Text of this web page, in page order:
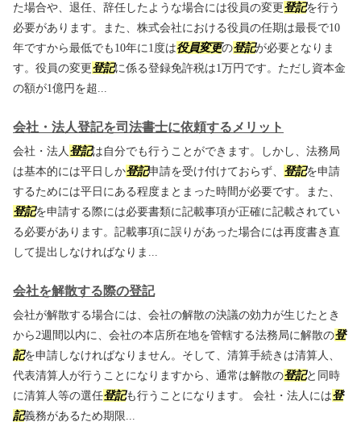
た場合や、退任、辞任したような場合には役員の変更登記を行う
必要があります。また、株式会社における役員の任期は最長で10
年ですから最低でも10年に1度は役員変更の登記が必要となりま
す。役員の変更登記に係る登録免許税は1万円です。ただし資本金
の額が1億円を超...
会社・法人登記を司法書士に依頼するメリット
会社・法人 登記は自分でも行うことができます。しかし、法務局
は基本的には平日しか登記申請を受け付けておらず、 登記を申請
するためには平日にある程度まとまった時間が必要です。また、
登記を申請する際には必要書類に記載事項が正確に記載されてい
る必要があります。記載事項に誤りがあった場合には再度書き直
して提出しなければなりま...
会社を解散する際の登記
会社が解散する場合には、会社の解散の決議の効力が生じたとき
から2週間以内に、会社の本店所在地を管轄する法務局に解散の登
記を申請しなければなりません。そして、清算手続きは清算人、
代表清算人が行うことになりますから、通常は解散の登記と同時
に清算人等の選任登記も行うことになります。 会社・法人には登
記義務があるため期限...